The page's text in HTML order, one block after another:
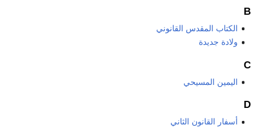
B
الكتاب المقدس القانوني
ولادة جديدة
C
اليمين المسيحي
D
أسفار القانون الثاني